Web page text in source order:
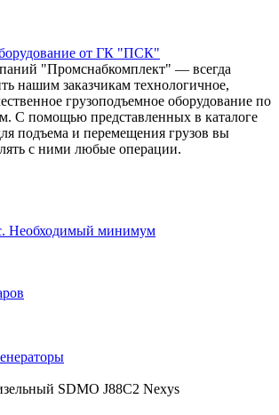
от ГК "ПСК"
"Промснабкомплект" — всегда
нашим заказчикам технологичное,
грузоподъемное оборудование по
С помощью представленных в каталоге
подъема и перемещения грузов вы
с ними любые операции.
Необходимый минимум
SDMO J88C2 Nexys